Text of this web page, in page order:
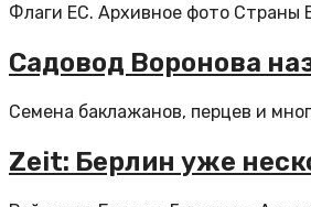
Флаги ЕС. Архивное фото Страны
Садовод Воронова
Семена баклажанов, перцев и
Zeit: Берлин уже